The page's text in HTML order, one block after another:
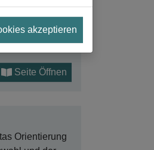
zum Trauerfall,
für
Seite Öffnen
Orientierung
akzeptieren